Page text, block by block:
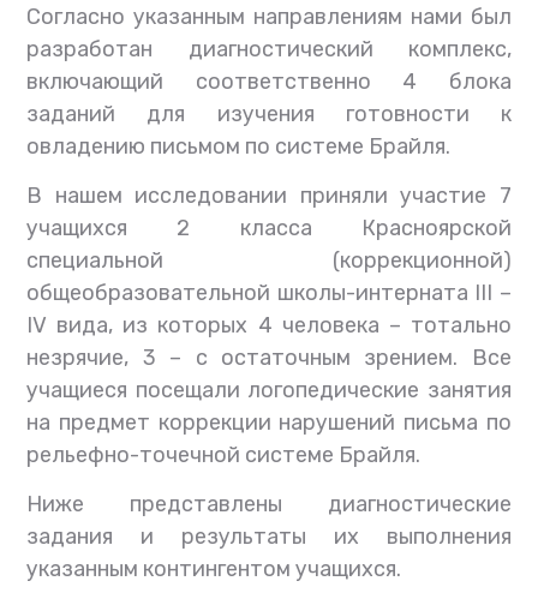
Согласно указанным направлениям нами был
разработан диагностический комплекс,
включающий соответственно 4 блока
заданий для изучения готовности к
овладению письмом по системе Брайля.
В нашем исследовании приняли участие 7
учащихся 2 класса Красноярской
специальной (коррекционной)
общеобразовательной школы-интерната III –
IV вида, из которых 4 человека – тотально
незрячие, 3 – с остаточным зрением. Все
учащиеся посещали логопедические занятия
на предмет коррекции нарушений письма по
рельефно-точечной системе Брайля.
Ниже представлены диагностические
задания и результаты их выполнения
указанным контингентом учащихся.